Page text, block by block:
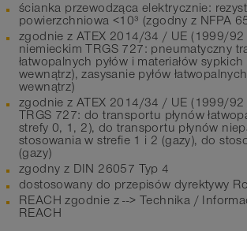
ścianka przewodząca elektrycznie:
powierzchniowa <10³ (zgodny z NFPA
zgodnie z ATEX 2014/34 / UE (1999/92
niemieckim TRGS 727: pneumatyczny
łatwopalnych pyłów i materiałów
wewnątrz), zasysanie pyłów
wewnątrz)
zgodnie z ATEX 2014/34 / UE (1999/92
TRGS 727: do transportu płynów
strefy 0, 1, 2), do transportu płynów
stosowania w strefie 1 i 2 (gazy), do
(gazy)
zgodny z DIN 26057 Typ 4
dostosowany do przepisów dyrektywy
REACH zgodnie z --> Technika /
REACH